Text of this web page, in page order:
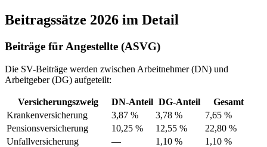
Beitragssätze 2026 im Detail
Beiträge für Angestellte (ASVG)
Die SV-Beiträge werden zwischen Arbeitnehmer (DN) und
Arbeitgeber (DG) aufgeteilt:
Versicherungszweig DN-Anteil DG-Anteil
Gesamt
Krankenversicherung
3,87 % 3,78 %
7,65 %
Pensionsversicherung
10,25 % 12,55 %
22,80 %
Unfallversicherung
— 1,10 %
1,10 %